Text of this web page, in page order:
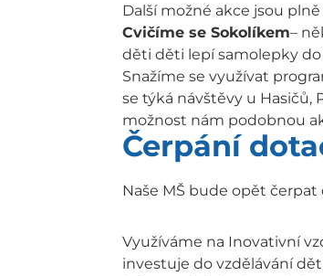
Další možné akce jsou
Cvičíme se Sokolíkem–
děti děti lepí samolepky do
Snažíme se využívat
se týká návštěvy u Hasičů,
možnost nám podobnou
Čerpání
Naše MŠ bude opět čerpat
Využíváme na Inovativní
investuje do vzdělávání